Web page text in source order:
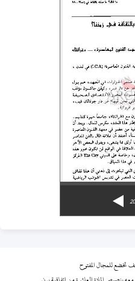
20
تخضع للمجال المفتوح